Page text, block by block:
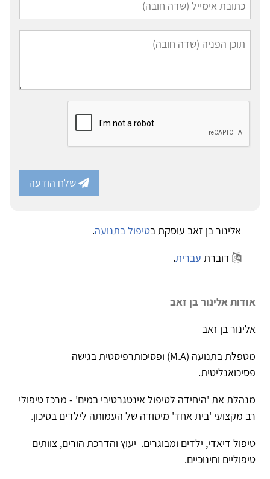
שלח הודעה
אלינור בן זאב עוסקת בטיפול בתנועה.
דוברת עברית.
אודות אלינור בן זאב
אלינור בן זאב
מטפלת בתנועה (M.A) ופסיכותרפיסטית בגישה
פסיכואנליטית.
מנהלת את 'היחידה לטיפול אינטגרטיבי במים' - מרכז טיפולי
רב מקצועי 'בית אחד' מיסודה של העמותה לילדים בסיכון.
טיפול דיאדי, ילדים ומבוגרים. יעוץ והדרכת הורים, צוותים
טיפוליים וחינוכיים.